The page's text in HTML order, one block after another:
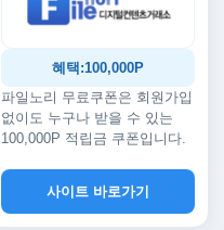
혜택:100,000P
파일노리 무료쿠폰은 회원가입
없이도 누구나 받을 수 있는
100,000P 적립금 쿠폰입니다.
사이트 바로가기